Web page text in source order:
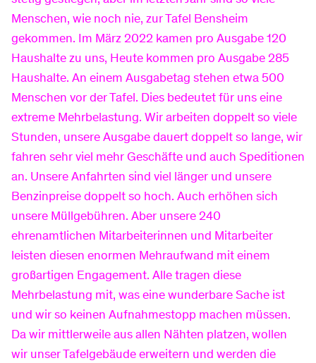
Baustellen
Sponsoring
Menschen, wie noch nie, zur Tafel Bensheim
gekommen. Im März 2022 kamen pro Ausgabe 120
Haushalte zu uns, Heute kommen pro Ausgabe 285
Haushalte. An einem Ausgabetag stehen etwa 500
Menschen vor der Tafel. Dies bedeutet für uns eine
extreme Mehrbelastung. Wir arbeiten doppelt so viele
Stunden, unsere Ausgabe dauert doppelt so lange, wir
fahren sehr viel mehr Geschäfte und auch Speditionen
an. Unsere Anfahrten sind viel länger und unsere
Benzinpreise doppelt so hoch. Auch erhöhen sich
unsere Müllgebühren. Aber unsere 240
ehrenamtlichen Mitarbeiterinnen und Mitarbeiter
leisten diesen enormen Mehraufwand mit einem
großartigen Engagement. Alle tragen diese
Mehrbelastung mit, was eine wunderbare Sache ist
und wir so keinen Aufnahmestopp machen müssen.
Da wir mittlerweile aus allen Nähten platzen, wollen
wir unser Tafelgebäude erweitern und werden die